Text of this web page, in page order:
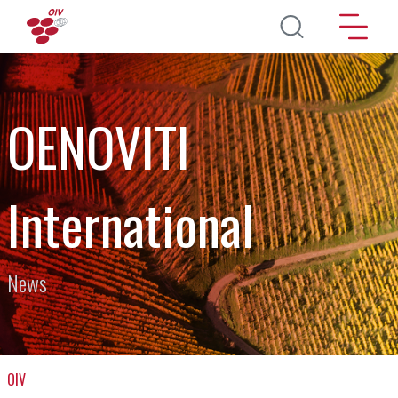
Direkt zum Inhalt
OENOVITI
International
News
OIV